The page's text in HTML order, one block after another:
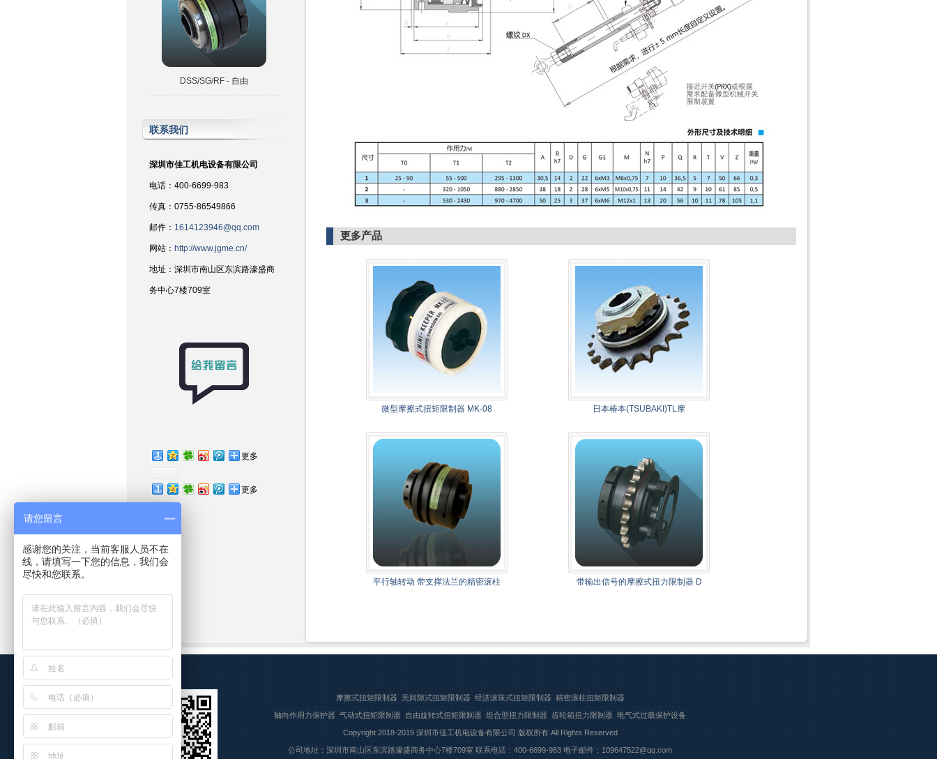
DSS/SG/RF - 自由
联系我们
深圳市佳工机电设备有限公司
电话：400-6699-983
传真：0755-86549866
邮件： 1614123946@qq.com
网站： http://www.jgme.cn/
地址：深圳市南山区东滨路濠盛商
务中心7楼709室
更多
更多
更多产品
微型摩擦式扭矩限制器 MK-08 日本椿本(TSUBAKI)TL摩
平行轴转动 带支撑法兰的精密滚柱 带输出信号的摩擦式扭力限制器 D
摩擦式扭矩限制器 无间隙式扭矩限制器 经济滚珠式扭矩限制器 精密滚柱扭矩限制器
轴向作用力保护器 气动式扭矩限制器 自由旋转式扭矩限制器 组合型扭力限制器 齿轮箱扭力限制器 电气式过载保护设备
Copyright 2018-2019 深圳市佳工机电设备有限公司 版权所有 All Rights Reserved
公司地址：深圳市南山区东滨路濠盛商务中心7楼709室 联系电话：400-6699-983 电子邮件：109647522@qq.com
请您留言
感谢您的关注，当前客服人员不在
线，请填写一下您的信息，我们会
尽快和您联系。